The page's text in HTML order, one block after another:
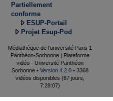
Partiellement
conforme
ESUP-Portail
Projet Esup-Pod
Médiathèque de l'université Paris 1
Panthéon-Sorbonne | Plateforme
vidéo - Université Panthéon
Sorbonne • Version 4.2.0 • 3368
vidéos disponibles (67 jours,
7:28:07)